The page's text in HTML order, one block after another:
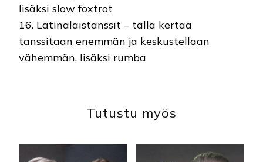
lisäksi slow foxtrot
16. Latinalaistanssit – tällä kertaa
tanssitaan enemmän ja keskustellaan
vähemmän, lisäksi rumba
Tutustu myös